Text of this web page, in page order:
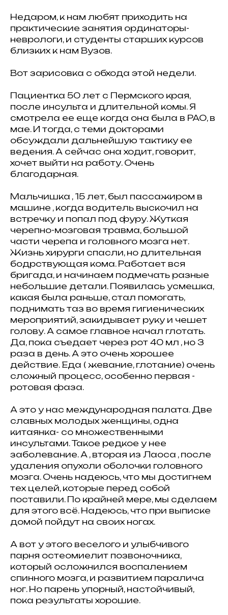
Недаром, к нам любят приходить на
практические занятия ординаторы-
неврологи, и студенты старших курсов
близких к нам Вузов.
Вот зарисовка с обхода этой недели.
Пациентка 50 лет с Пермского края,
после инсульта и длительной комы. Я
смотрела ее еще когда она была в РАО, в
мае. И тогда, с теми докторами
обсуждали дальнейшую тактику ее
ведения. А сейчас она ходит, говорит,
хочет выйти на работу. Очень
благодарная.
Мальчишка , 15 лет, был пассажиром в
машине , когда водитель выскочил на
встречку и попал под фуру. Жуткая
черепно-мозговая травма, большой
части черепа и головного мозга нет.
Жизнь хирурги спасли, но длительная
бодрствующая кома. Работает вся
бригада, и начинаем подмечать разные
небольшие детали. Появилась усмешка,
какая была раньше, стал помогать,
поднимать таз во время гигиенических
мероприятий, закидывает руку и чешет
голову. А самое главное начал глотать.
Да, пока съедает через рот 40 мл , но 3
раза в день. А это очень хорошее
действие. Еда ( жевание, глотание) очень
сложный процесс, особенно первая -
ротовая фаза.
А это у нас международная палата. Две
славных молодых женщины, одна
китаянка- со множественными
инсультами. Такое редкое у нее
заболевание. А , вторая из Лаоса , после
удаления опухоли оболочки головного
мозга. Очень надеюсь, что мы достигнем
тех целей, которые перед собой
поставили. По крайней мере, мы сделаем
для этого всё. Надеюсь, что при выписке
домой пойдут на своих ногах.
А вот у этого веселого и улыбчивого
парня остеомиелит позвоночника,
который осложнился воспалением
спинного мозга, и развитием паралича
ног. Но парень упорный, настойчивый,
пока результаты хорошие.